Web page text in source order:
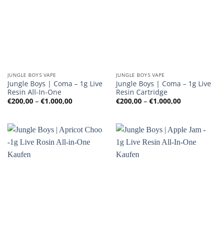
JUNGLE BOYS VAPE
Jungle Boys | Coma – 1g Live
Resin All-In-One
€200,00 – €1.000,00Preisspanne:
€200,00
JUNGLE BOYS VAPE
Jungle Boys | Coma – 1g Live
Resin Cartridge
€200,00 – €1.000,00
€200,00